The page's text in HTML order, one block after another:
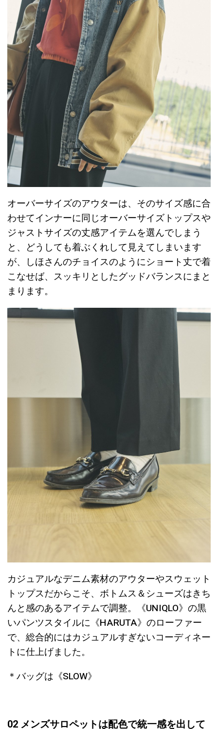
オーバーサイズのアウターは、そのサイズ感に合
わせてインナーに同じオーバーサイズトップスや
ジャストサイズの丈感アイテムを選んでしまう
と、どうしても着ぶくれして見えてしまいます
が、しほさんのチョイスのようにショート丈で着
こなせば、スッキリとしたグッドバランスにまと
まります。
カジュアルなデニム素材のアウターやスウェット
トップスだからこそ、ボトムス＆シューズはきち
んと感のあるアイテムで調整。《UNIQLO》の黒
いパンツスタイルに《HARUTA》のローファー
で、総合的にはカジュアルすぎないコーディネー
トに仕上げました。
＊バッグは《SLOW》
02 メンズサロペットは配色で統一感を出して